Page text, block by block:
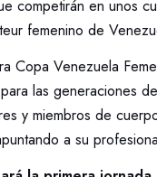
competirán en unos
femenino de
Copa Venezuela
las generaciones
y miembros de
a su